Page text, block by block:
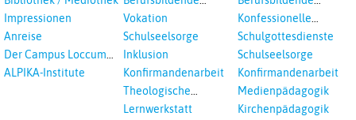
Impressionen
Anreise
Der Campus Loccum
und Loccumer
ALPIKA-Institute
Schulen
Vokation
Schulseelsorge
Inklusion
Konfirmandenarbeit
Theologische
Fortbildungen,
Lernwerkstatt
Schulen
Konfessionelle
Kooperation
Schulgottesdienste
Schulseelsorge
Konfirmandenarbeit
Medienpädagogik
Kirchenpädagogik